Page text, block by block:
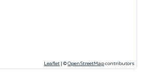
Leaflet | ©OpenStreetMapcontributors